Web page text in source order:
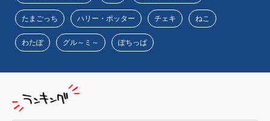
たまごっち ハリー・ポッター チェキ ねこ
わたぽ グル～ミ～ ぽちっぱ